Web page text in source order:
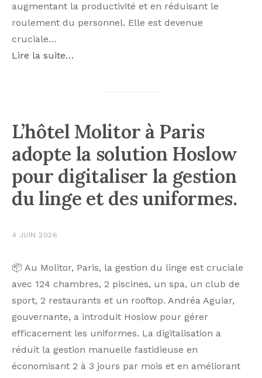
augmentant la productivité et en réduisant le
roulement du personnel. Elle est devenue
cruciale…
Lire la suite…
L’hôtel Molitor à Paris
adopte la solution Hoslow
pour digitaliser la gestion
du linge et des uniformes.
4 JUIN 2026
📦 Au Molitor, Paris, la gestion du linge est cruciale
avec 124 chambres, 2 piscines, un spa, un club de
sport, 2 restaurants et un rooftop. Andréa Aguiar,
gouvernante, a introduit Hoslow pour gérer
efficacement les uniformes. La digitalisation a
réduit la gestion manuelle fastidieuse en
économisant 2 à 3 jours par mois et en améliorant